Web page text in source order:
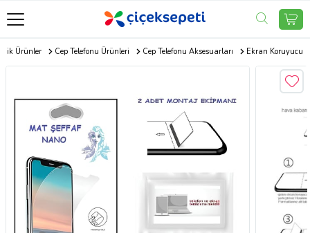
Ürünler Cep Telefonu Ürünleri Cep Telefonu Aksesuarları Ekran Koruyucu